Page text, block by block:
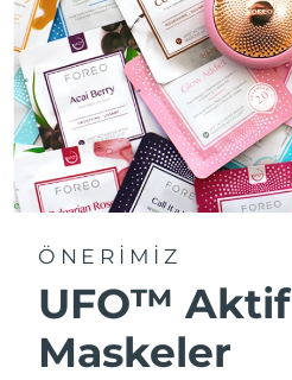
ÖNERİMİZ
UFO™ Aktif
Maskeler